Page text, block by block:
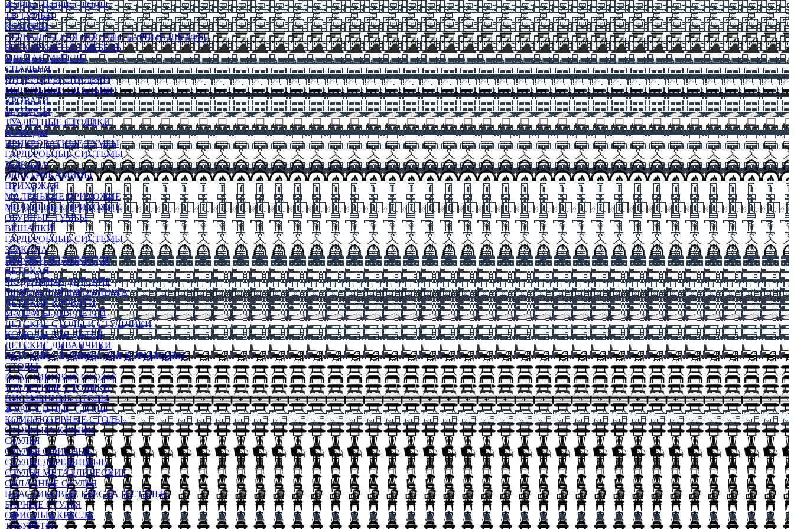
ЖУРНАЛЬНЫЕ СТОЛЫ
ТВ ТУМБЫ
КОМОДЫ
СЕРВАНТЫ ДЛЯ ПОСУДЫ, БАРНЫЕ ШКАФЫ
БЕСКАРКАСНАЯ МЕБЕЛЬ
МЯГКАЯ МЕБЕЛЬ
СПАЛЬНЯ
ИНТЕРЬЕРЫ СПАЛЬНИ
МОДУЛЬНЫЕ СПАЛЬНИ
КРОВАТИ
МАТРАСЫ
ТУАЛЕТНЫЕ СТОЛИКИ
КОМОДЫ
ПРИКРОВАТНЫЕ ТУМБЫ
ГАРДЕРОБНЫЕ СИСТЕМЫ
ЗЕРКАЛА
ЭЛЕКТРОКАМИНЫ
ПРИХОЖАЯ
МАЛЕНЬКИЕ ПРИХОЖИЕ
МОДУЛЬНЫЕ ПРИХОЖИЕ
ОБУВНЫЕ ТУМБЫ
ВЕШАЛКИ
ГАРДЕРОБНЫЕ СИСТЕМЫ
ЗЕРКАЛА
ПУФИКИ И БАНКЕТКИ
ДЕТСКАЯ
МОДУЛЬНЫЕ ДЕТСКИЕ
МЕБЕЛЬ ДЛЯ ШКОЛЬНИКА
ДЕТСКИЕ КРОВАТИ
МАТРАСЫ ДЛЯ ДЕТЕЙ
ДЕТСКИЕ СТОЛЫ И СТУЛЬЧИКИ
КОМОДЫ ДЛЯ ДЕТЕЙ
ДЕТСКИЕ ДИВАНЧИКИ
ДЕТСКИЙ СТУЛЬЧИК ДЛЯ КОРМЛЕНИЯ
СТОЛЫ
ПЛАСТИКОВЫЕ СТОЛЫ
ТУАЛЕТНЫЕ СТОЛИКИ
ПИСЬМЕННЫЕ СТОЛЫ
ЖУРНАЛЬНЫЕ СТОЛЫ
КОМПЬЮТЕРНЫЕ СТОЛЫ
СТОЛЫ НА КУХНЮ
СТУЛЬЯ
СТУЛЬЯ ОФИСНЫЕ
СТУЛЬЯ ДЕРЕВЯННЫЕ
СТУЛЬЯ МЕТАЛЛИЧЕСКИЕ
СКЛАДНЫЕ СТУЛЬЯ
ПЛАСТИКОВЫЕ КРЕСЛА И СТУЛЬЯ
БАРНЫЕ СТУЛЬЯ
ОФИСНЫЕ КРЕСЛА
ТАБУРЕТЫ